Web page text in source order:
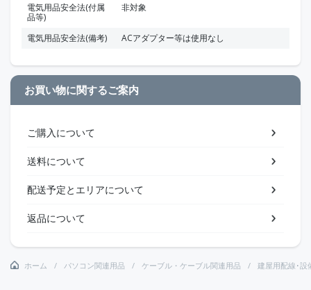
電気用品安全法(付属
品等)
非対象
電気用品安全法(備考) ACアダプター等は使用なし
お買い物に関するご案内
ご購入について
送料について
配送予定とエリアについて
返品について
ホーム パソコン関連用品 ケーブル・ケーブル関連用品 建屋用配線･設